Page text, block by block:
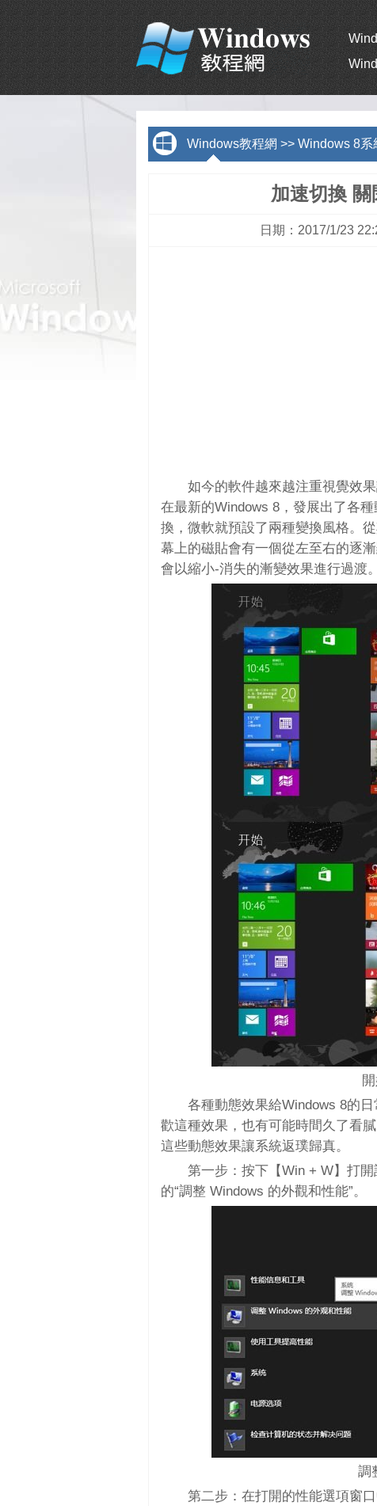
Windows教程網 >> Windows 8系
加速切換
日期：2017/1/23
如今的軟件越來越注重視覺效
在最新的Windows 8，發展出了各
換，微軟就預設了兩種變換風格。
幕上的磁貼會有一個從左至右的逐
會以縮小-消失的漸變效果進行過渡。
各種動態效果給Windows 8的
歡這種效果，也有可能時間久了看
這些動態效果讓系統返璞歸真。
第一步：按下【Win + W】打
的“調整 Windows 的外觀和性能”。
調
第二步：在打開的性能選項窗